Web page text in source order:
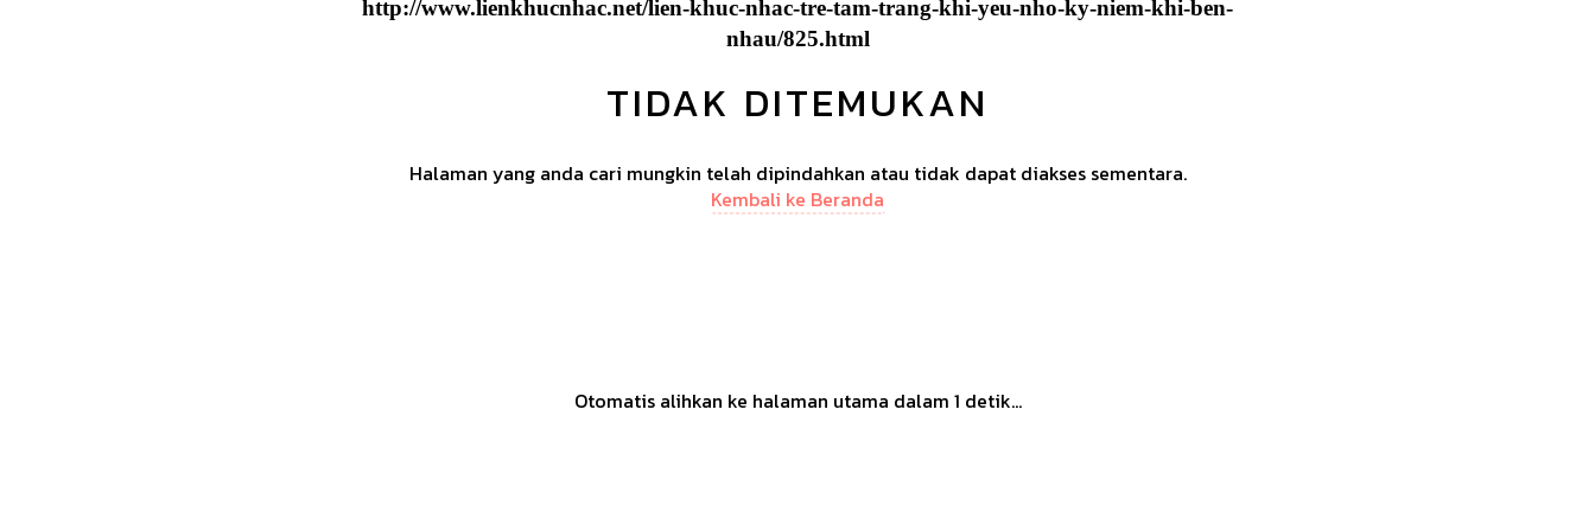
http://www.lienkhucnhac.net/lien-khuc-nhac-tre-tam-trang-khi-yeu-nho-ky-niem-khi-ben-
nhau/825.html
TIDAK DITEMUKAN
Halaman yang anda cari mungkin telah dipindahkan atau tidak dapat diakses sementara.
Kembali ke Beranda
Otomatis alihkan ke halaman utama dalam 1 detik...